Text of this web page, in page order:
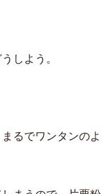
しよう。
るでワンタンのよ